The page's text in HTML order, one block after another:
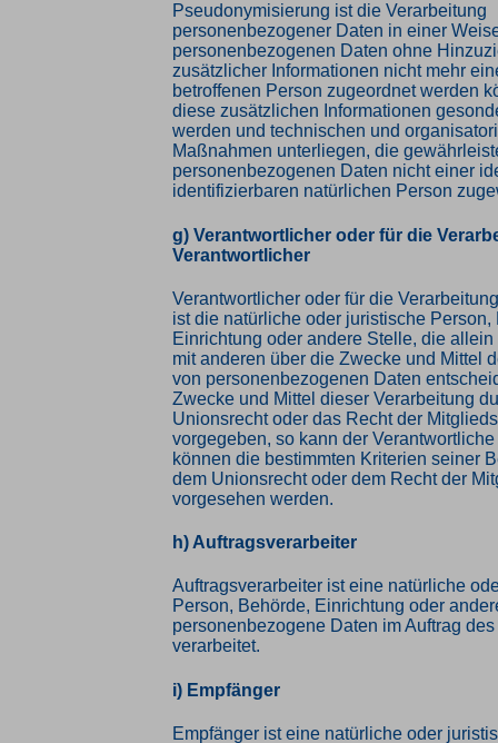
Pseudonymisierung ist die Verarbeitung
personenbezogener Daten in einer
personenbezogenen Daten ohne
zusätzlicher Informationen nicht mehr
betroffenen Person zugeordnet werden
diese zusätzlichen Informationen
werden und technischen und
Maßnahmen unterliegen, die
personenbezogenen Daten nicht einer
identifizierbaren natürlichen Person
g) Verantwortlicher oder für die
Verantwortlicher
Verantwortlicher oder für die
ist die natürliche oder juristische Person,
Einrichtung oder andere Stelle, die
mit anderen über die Zwecke und Mittel
von personenbezogenen Daten
Zwecke und Mittel dieser Verarbeitung
Unionsrecht oder das Recht der
vorgegeben, so kann der
können die bestimmten Kriterien seiner
dem Unionsrecht oder dem Recht der
vorgesehen werden.
h) Auftragsverarbeiter
Auftragsverarbeiter ist eine natürliche
Person, Behörde, Einrichtung oder
personenbezogene Daten im Auftrag
verarbeitet.
i) Empfänger
Empfänger ist eine natürliche oder